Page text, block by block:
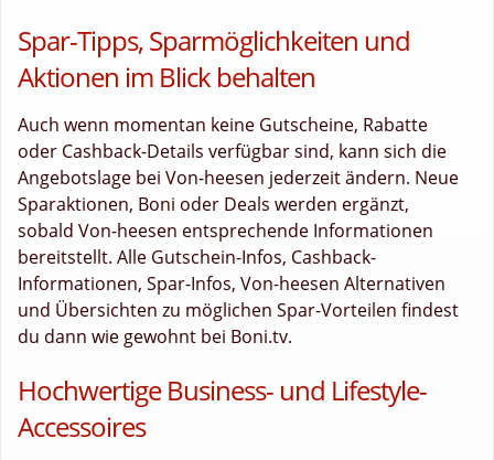
Spar-Tipps, Sparmöglichkeiten und
Aktionen im Blick behalten
Auch wenn momentan keine Gutscheine, Rabatte
oder Cashback-Details verfügbar sind, kann sich die
Angebotslage bei Von-heesen jederzeit ändern. Neue
Sparaktionen, Boni oder Deals werden ergänzt,
sobald Von-heesen entsprechende Informationen
bereitstellt. Alle Gutschein-Infos, Cashback-
Informationen, Spar-Infos, Von-heesen Alternativen
und Übersichten zu möglichen Spar-Vorteilen findest
du dann wie gewohnt bei Boni.tv.
Hochwertige Business- und Lifestyle-
Accessoires